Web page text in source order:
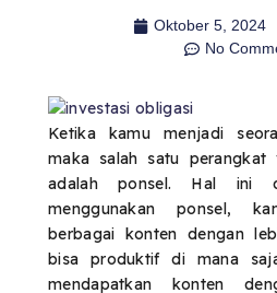
Oktober 5, 2024
No
Ketika kamu menjadi
maka salah satu perangkat
adalah ponsel. Hal ini
menggunakan ponsel,
berbagai konten dengan
bisa produktif di mana
mendapatkan konten